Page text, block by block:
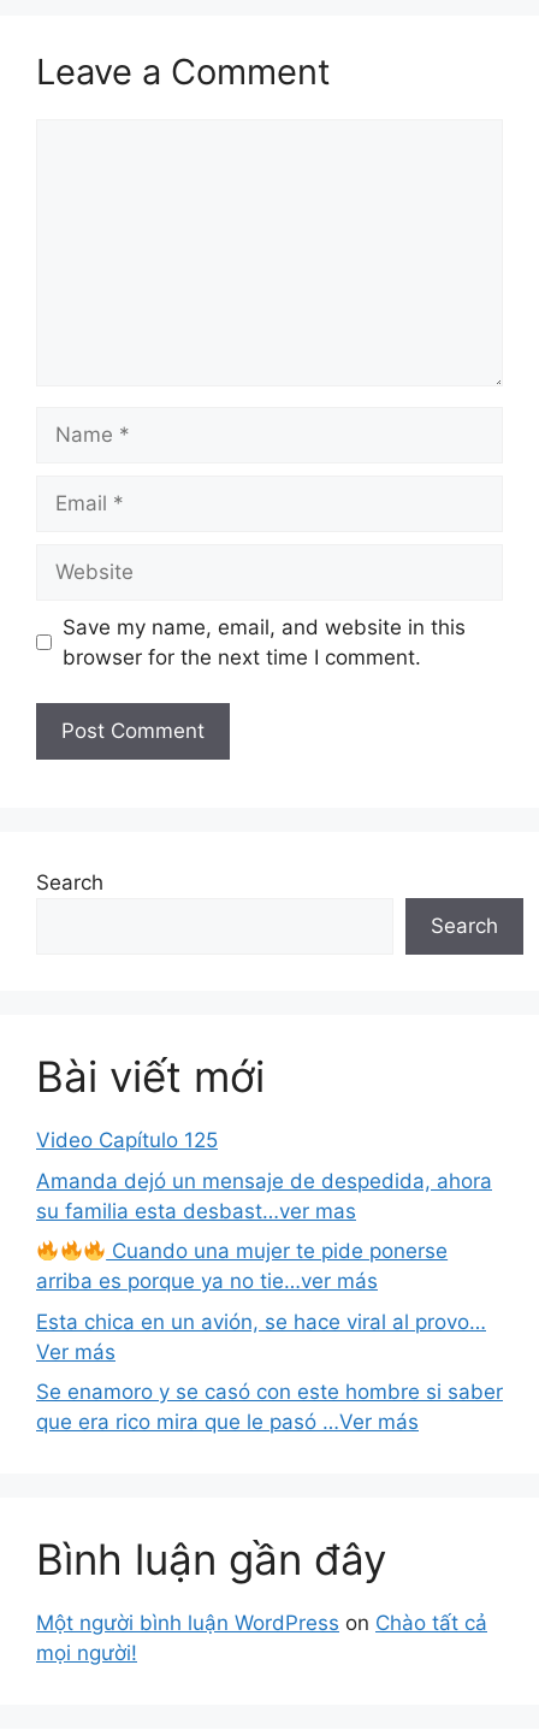
Leave a Comment
Save my name, email, and website in this
browser for the next time I comment.
Search
Search
Bài viết mới
Video Capítulo 125
Amanda dejó un mensaje de despedida, ahora
su familia esta desbast…ver mas
Cuando una mujer te pide ponerse
arriba es porque ya no tie…ver más
Esta chica en un avión, se hace viral al provo…
Ver más
Se enamoro y se casó con este hombre si saber
que era rico mira que le pasó …Ver más
Bình luận gần đây
Một người bình luận WordPress on Chào tất cả
mọi người!